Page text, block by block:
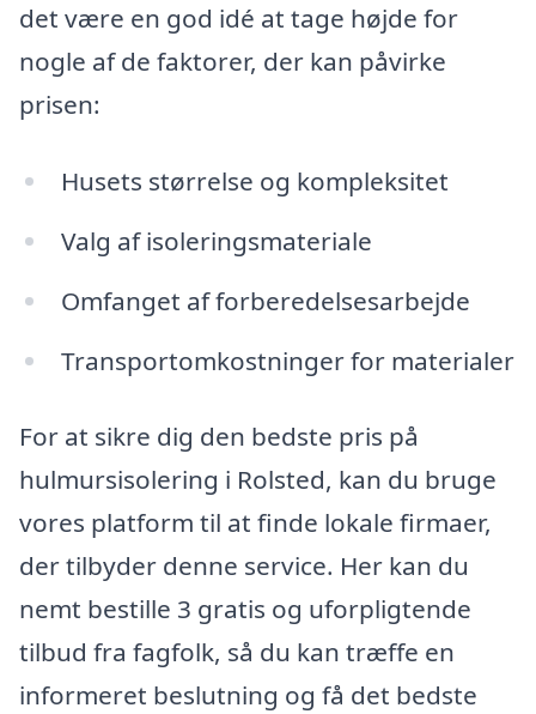
det være en god idé at tage højde for
nogle af de faktorer, der kan påvirke
prisen:
Husets størrelse og kompleksitet
Valg af isoleringsmateriale
Omfanget af forberedelsesarbejde
Transportomkostninger for materialer
For at sikre dig den bedste pris på
hulmursisolering i Rolsted, kan du bruge
vores platform til at finde lokale firmaer,
der tilbyder denne service. Her kan du
nemt bestille 3 gratis og uforpligtende
tilbud fra fagfolk, så du kan træffe en
informeret beslutning og få det bedste